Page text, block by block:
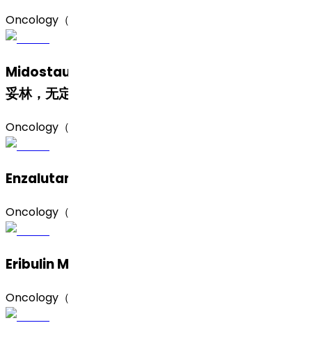
Oncology（肿瘤）
Midostaurin (Amorphous and Form II)（米哚
妥林，无定形及 II 晶型）
Oncology（肿瘤）
Enzalutamide（恩扎卢胺)
Oncology（肿瘤）
Eribulin Mesylate（甲磺酸艾立布林）
Oncology（肿瘤）